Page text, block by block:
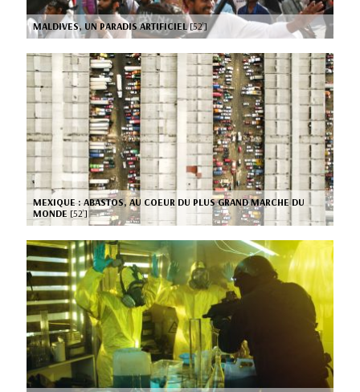
MALDIVES, UN PARADIS ARTIFICIEL[52’]
MEXIQUE : ABASTOS, AU COEUR DU PLUS GRAND MARCHE DU
MONDE [52’]